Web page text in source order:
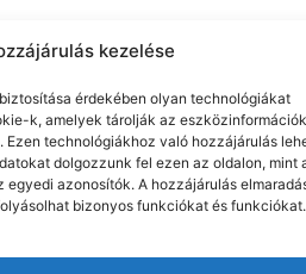
kezelése
érdekében olyan technológiákat
k, amelyek tárolják az
technológiákhoz való hozzájárulás
dolgozzunk fel ezen az oldalon, mint
egyedi azonosítók. A hozzájárulás
bizonyos funkciókat és funkciókat.